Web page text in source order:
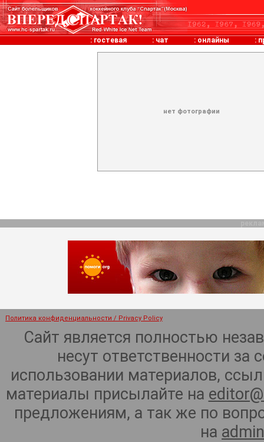
: гостевая : чат : онлайны :
нет фотографии
Политика конфиденциальности / Privacy Policy
Сайт является полностью
несут ответственности
использовании материалов,
материалы присылайте на
предложениям, а так же по
на